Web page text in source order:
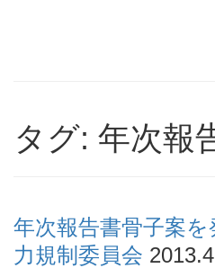
タグ: 年次報
年次報告書骨子案
力規制委員会